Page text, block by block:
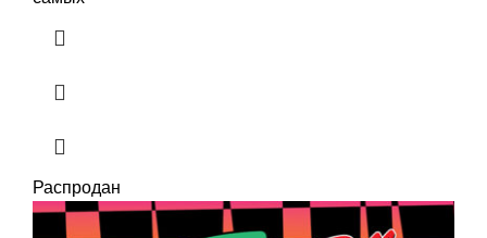
Распродан